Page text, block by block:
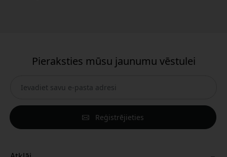
Pieraksties mūsu jaunumu vēstulei
Reģistrējieties